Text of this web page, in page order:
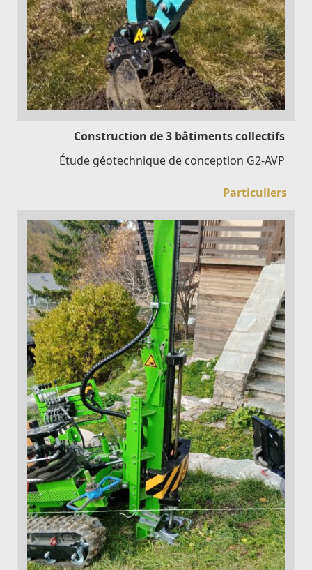
Construction de 3 bâtiments collectifs
Étude géotechnique de conception G2-AVP
Particuliers